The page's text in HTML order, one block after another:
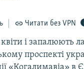
Читати без VPN
і запалюють
проспекті